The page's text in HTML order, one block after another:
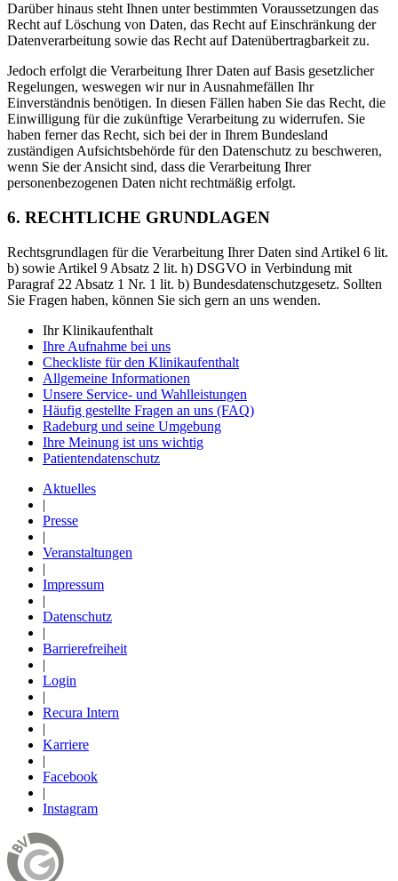
Darüber hinaus steht Ihnen unter bestimmten Voraussetzungen das
Recht auf Löschung von Daten, das Recht auf Einschränkung der
Datenverarbeitung sowie das Recht auf Datenübertragbarkeit zu.
Jedoch erfolgt die Verarbeitung Ihrer Daten auf Basis gesetzlicher
Regelungen, weswegen wir nur in Ausnahmefällen Ihr
Einverständnis benötigen. In diesen Fällen haben Sie das Recht, die
Einwilligung für die zukünftige Verarbeitung zu widerrufen. Sie
haben ferner das Recht, sich bei der in Ihrem Bundesland
zuständigen Aufsichtsbehörde für den Datenschutz zu beschweren,
wenn Sie der Ansicht sind, dass die Verarbeitung Ihrer
personenbezogenen Daten nicht rechtmäßig erfolgt.
6. RECHTLICHE GRUNDLAGEN
Rechtsgrundlagen für die Verarbeitung Ihrer Daten sind Artikel 6 lit.
b) sowie Artikel 9 Absatz 2 lit. h) DSGVO in Verbindung mit
Paragraf 22 Absatz 1 Nr. 1 lit. b) Bundesdatenschutzgesetz. Sollten
Sie Fragen haben, können Sie sich gern an uns wenden.
Ihr Klinikaufenthalt
Ihre Aufnahme bei uns
Checkliste für den Klinikaufenthalt
Allgemeine Informationen
Unsere Service- und Wahlleistungen
Häufig gestellte Fragen an uns (FAQ)
Radeburg und seine Umgebung
Ihre Meinung ist uns wichtig
Patientendatenschutz
Aktuelles
|
Presse
|
Veranstaltungen
|
Impressum
|
Datenschutz
|
Barrierefreiheit
|
Login
|
Recura Intern
|
Karriere
|
Facebook
|
Instagram